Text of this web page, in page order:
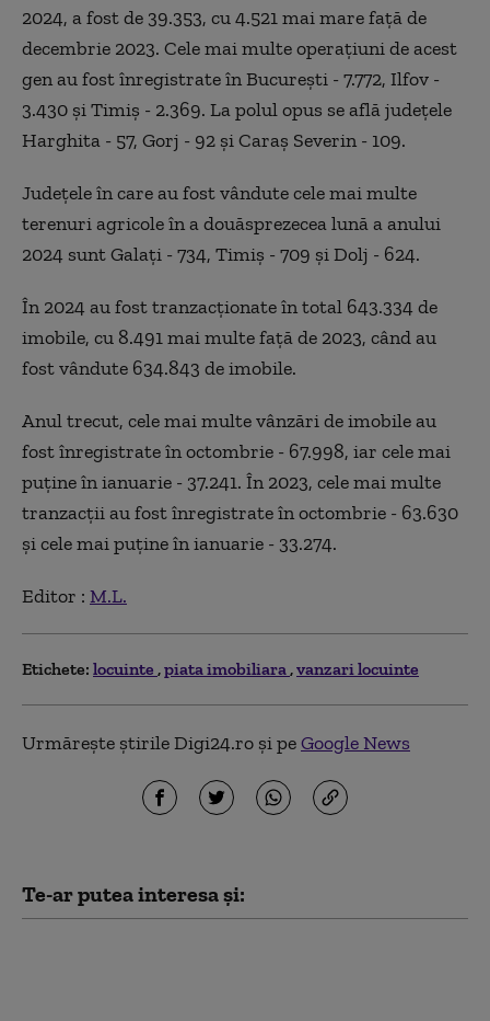
2024, a fost de 39.353, cu 4.521 mai mare faţă de
decembrie 2023. Cele mai multe operaţiuni de acest
gen au fost înregistrate în Bucureşti - 7.772, Ilfov -
3.430 şi Timiş - 2.369. La polul opus se află judeţele
Harghita - 57, Gorj - 92 şi Caraş Severin - 109.
Judeţele în care au fost vândute cele mai multe
terenuri agricole în a douăsprezecea lună a anului
2024 sunt Galaţi - 734, Timiş - 709 şi Dolj - 624.
În 2024 au fost tranzacţionate în total 643.334 de
imobile, cu 8.491 mai multe faţă de 2023, când au
fost vândute 634.843 de imobile.
Anul trecut, cele mai multe vânzări de imobile au
fost înregistrate în octombrie - 67.998, iar cele mai
puţine în ianuarie - 37.241. În 2023, cele mai multe
tranzacţii au fost înregistrate în octombrie - 63.630
şi cele mai puţine în ianuarie - 33.274.
Editor : M.L.
Etichete: locuinte piata imobiliara vanzari locuinte
Urmărește știrile Digi24.ro și peGoogle News
Te-ar putea interesa și: